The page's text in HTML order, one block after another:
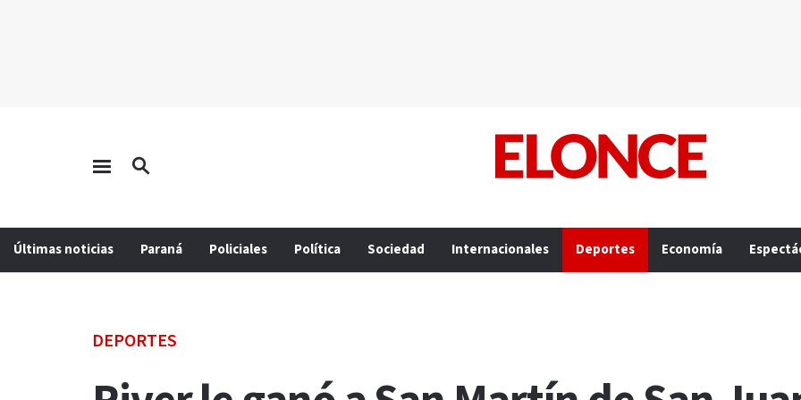
Últimas noticias Paraná Policiales Política Sociedad Internacionales Deportes Economía
DEPORTES